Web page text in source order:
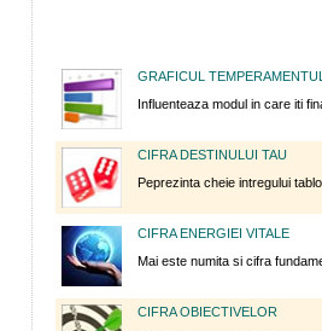
GRAFICUL
Influenteaza modul in care iti
CIFRA DESTINULUI TAU
Peprezinta cheie intregului
CIFRA ENERGIEI VITALE
Mai este numita si cifra
CIFRA OBIECTIVELOR